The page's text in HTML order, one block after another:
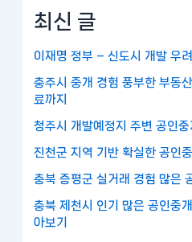
최신 글
이재명 정부 – 신도시 개발 우
충주시 중개 경험 풍부한 부동
료까지
청주시 개발예정지 주변 공인
진천군 지역 기반 확실한 공인
충북 증평군 실거래 경험 많은
충북 제천시 인기 많은 공인중
아보기